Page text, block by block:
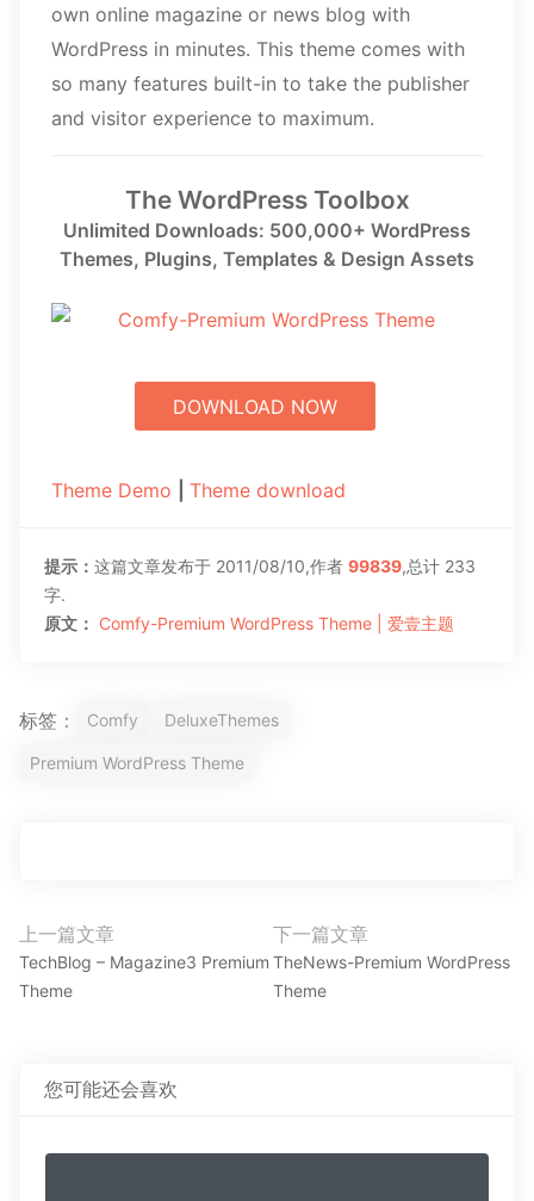
own online magazine or news blog with
WordPress in minutes. This theme comes with
so many features built-in to take the publisher
and visitor experience to maximum.
The WordPress Toolbox
Unlimited Downloads: 500,000+ WordPress
Themes, Plugins, Templates & Design Assets
DOWNLOAD NOW
Theme Demo Theme download
提示： 这篇文章发布于 2011/08/10,作者 99839,总计 233
字.
原文： Comfy-Premium WordPress Theme | 爱壹主题
标签： Comfy DeluxeThemes
Premium WordPress Theme
文
章
导
上一篇文章
上
一
章：
TechBlog – Magazine3 Premium
Theme
下一篇文章
下
一
TheNews-Premium WordPress
Theme
您可能还会喜欢